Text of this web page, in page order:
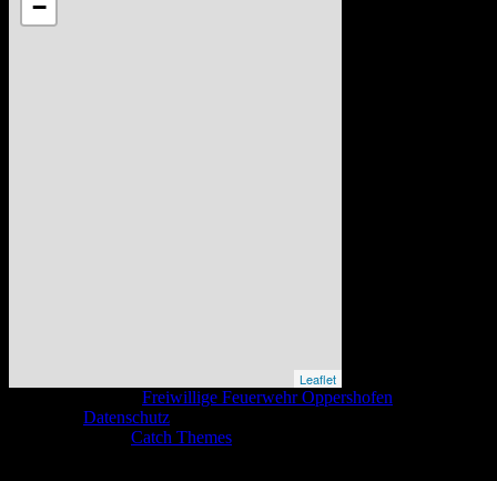
−
Leaflet
Freiwillige Feuerwehr Oppershofen
Datenschutz
Catch Themes